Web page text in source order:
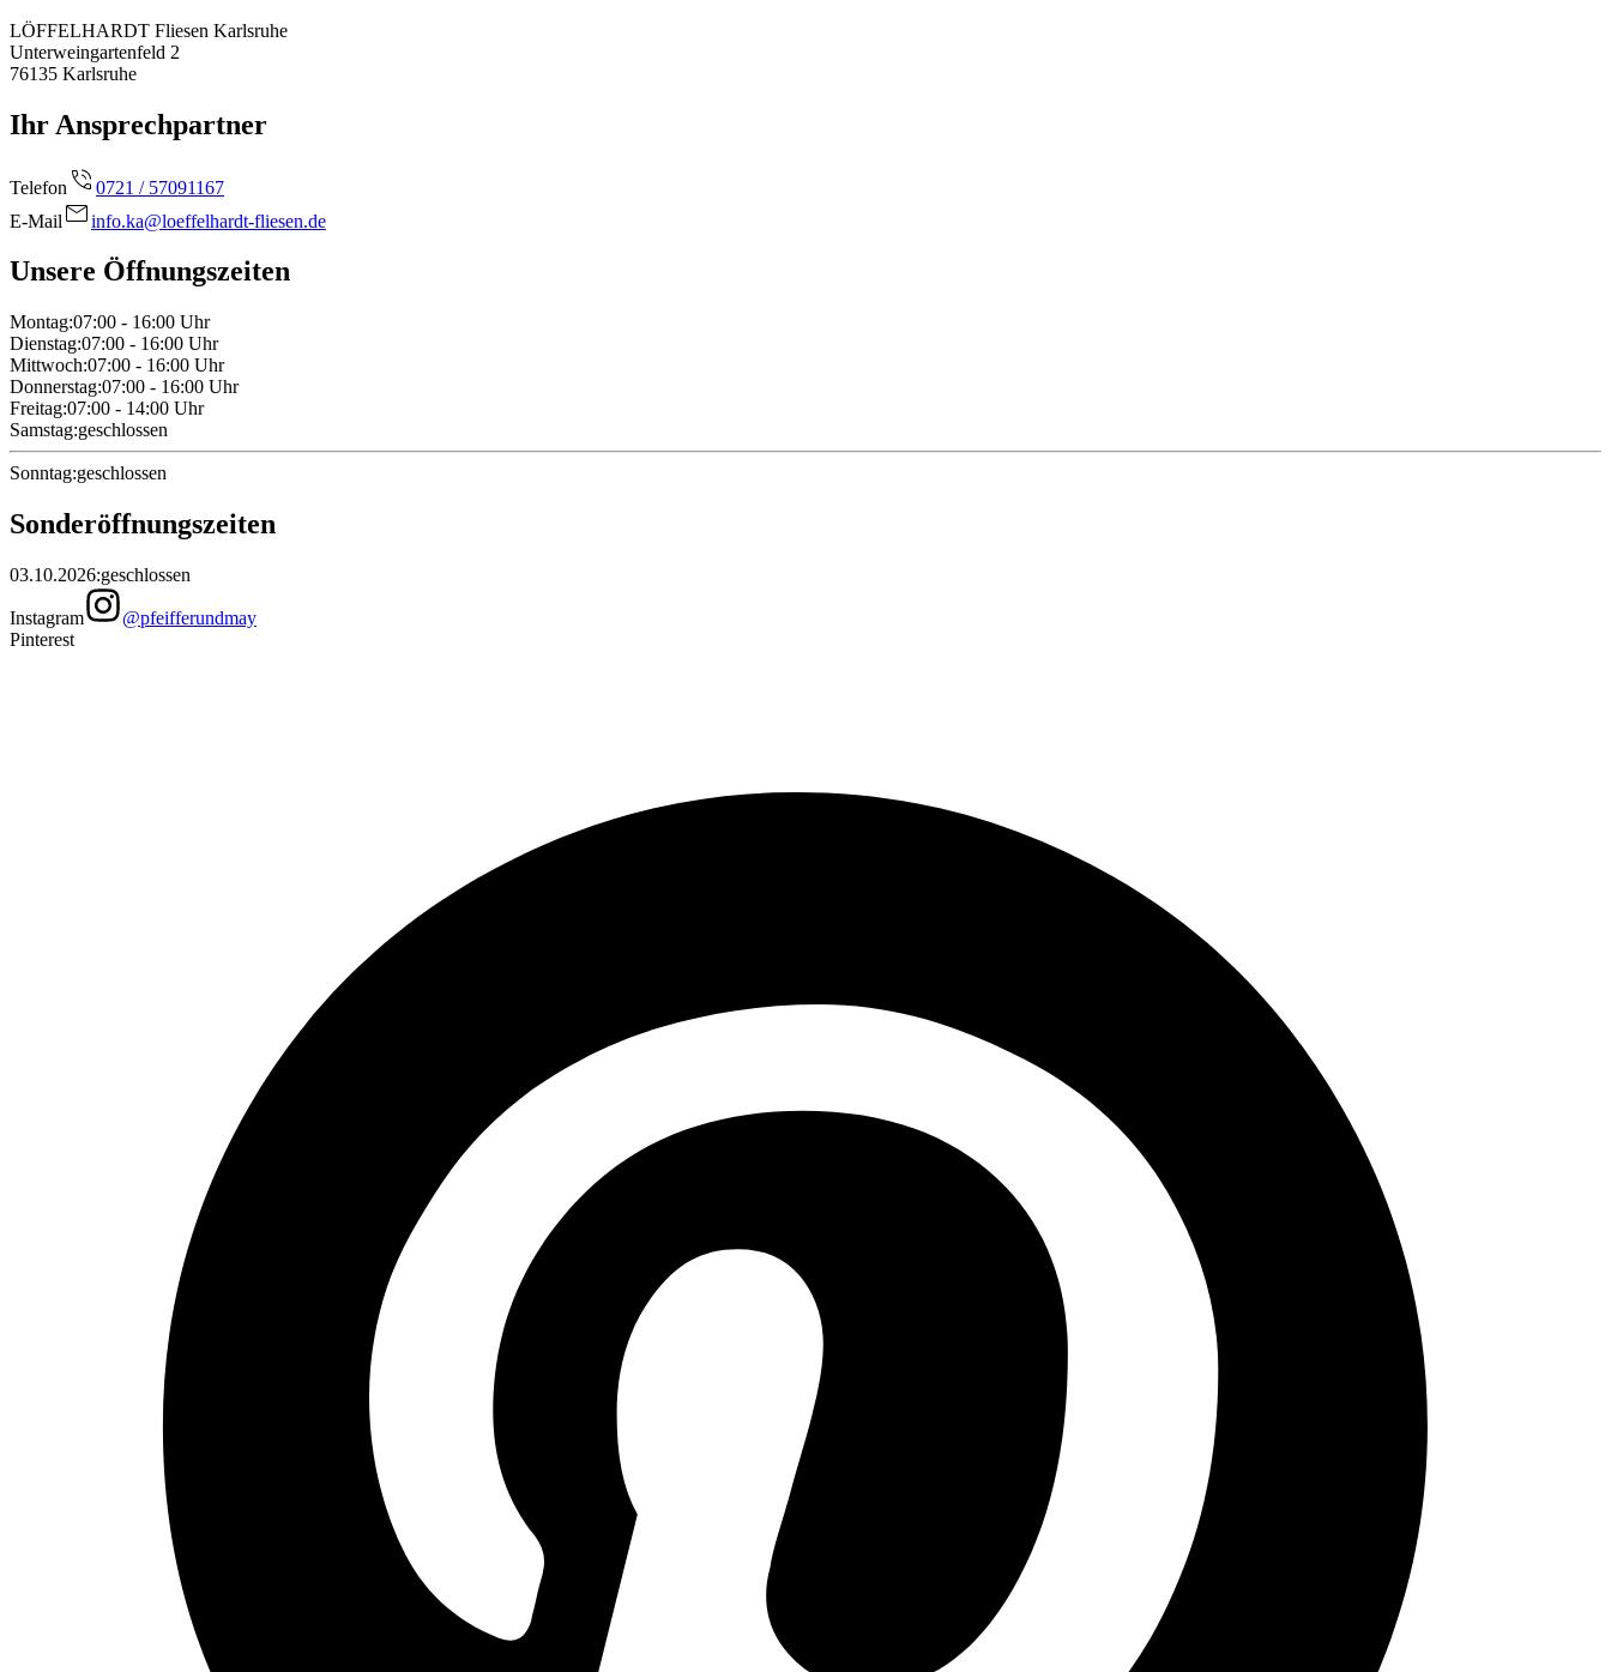
LÖFFELHARDT Fliesen Karlsruhe
Unterweingartenfeld 2
76135 Karlsruhe
Ihr Ansprechpartner
Telefon
0721 / 57091167
E-Mail
info.ka@loeffelhardt-fliesen.de
Unsere Öffnungszeiten
Montag:07:00 - 16:00 Uhr
Dienstag:07:00 - 16:00 Uhr
Mittwoch:07:00 - 16:00 Uhr
Donnerstag:07:00 - 16:00 Uhr
Freitag:07:00 - 14:00 Uhr
Samstag:geschlossen
Sonntag:geschlossen
Sonderöffnungszeiten
03.10.2026:geschlossen
Instagram
@pfeifferundmay
Pinterest